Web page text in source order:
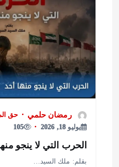
رمضان حلمي
حق المواطن
105
التي لا ينجو منها أحد
ملك السيد…